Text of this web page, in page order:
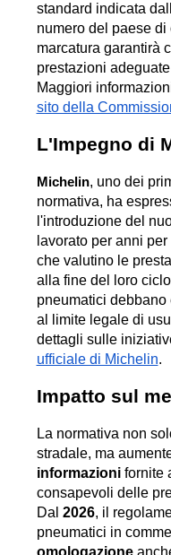
standard indicata
numero del paese
marcatura garantirà
prestazioni
sito della
L'Impegno di
Michelin, uno dei
normativa, ha
l'introduzione del
lavorato per anni
che valutino le
alla fine del loro
pneumatici debbano
al limite legale di
dettagli sulle
ufficiale di Michelin.
Impatto sul
La normativa non
stradale, ma
informazioni fornite
consapevoli delle
Dal 2026, il
pneumatici in